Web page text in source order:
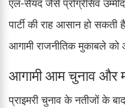
एल-सैयद जैसे प्रोग्रेसिव
पार्टी की राह आसान हो
आगामी राजनीतिक मुकाबले को
आगामी आम चुनाव और
प्राइमरी चुनाव के नतीजों के